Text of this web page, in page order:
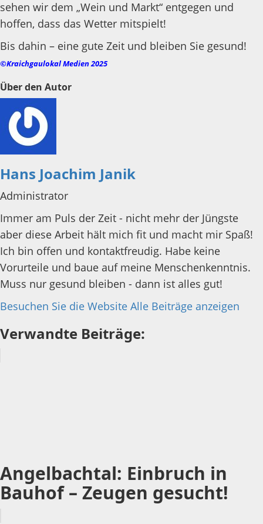
sehen wir dem „Wein und Markt“ entgegen und
hoffen, dass das Wetter mitspielt!
Bis dahin – eine gute Zeit und bleiben Sie gesund!
©Kraichgaulokal Medien 2025
Über den Autor
Hans Joachim Janik
Administrator
Immer am Puls der Zeit - nicht mehr der Jüngste
aber diese Arbeit hält mich fit und macht mir Spaß!
Ich bin offen und kontaktfreudig. Habe keine
Vorurteile und baue auf meine Menschenkenntnis.
Muss nur gesund bleiben - dann ist alles gut!
Besuchen Sie die Website Alle Beiträge anzeigen
Verwandte Beiträge:
Angelbachtal: Einbruch in
Bauhof – Zeugen gesucht!